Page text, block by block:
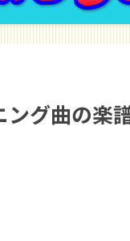
グ曲の楽